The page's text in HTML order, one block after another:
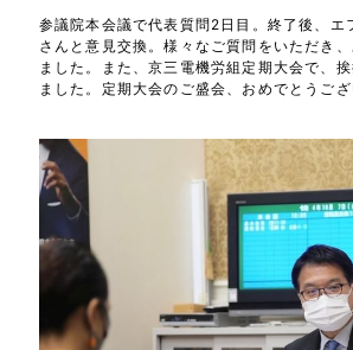
参議院本会議で代表質問2日目。終了後、エ
さんと意見交換。様々なご質問をいただき
ました。また、京三電機労組定期大会で、
ました。定期大会のご盛会、おめでとうござ